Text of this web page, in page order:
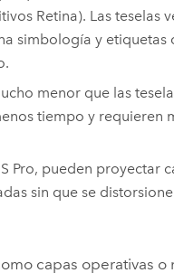
Retina). Las teselas
simbología y etiquetas
.
menor que las
tiempo y requieren
Pro, pueden proyectar
sin que se
capas operativas o